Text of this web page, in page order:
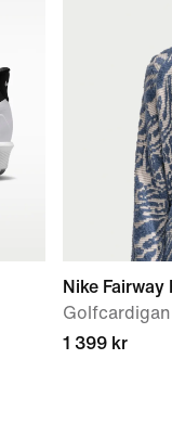
Nike Fairway
1 399 kr